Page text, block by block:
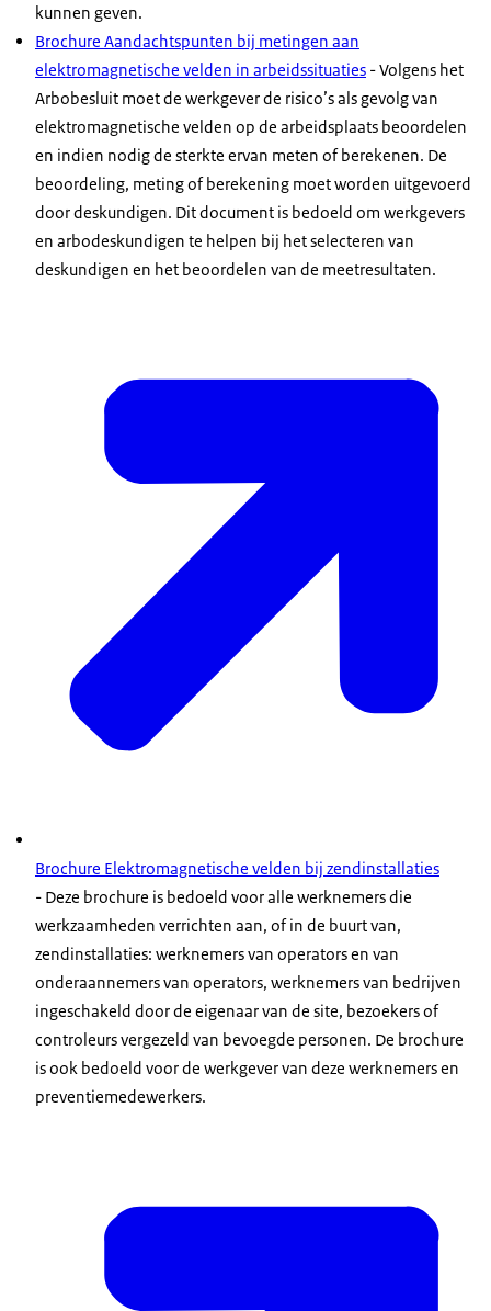
kunnen geven.
Brochure Aandachtspunten bij metingen aan
elektromagnetische velden in arbeidssituaties - Volgens het
Arbobesluit moet de werkgever de risico’s als gevolg van
elektromagnetische velden op de arbeidsplaats beoordelen
en indien nodig de sterkte ervan meten of berekenen. De
beoordeling, meting of berekening moet worden uitgevoerd
door deskundigen. Dit document is bedoeld om werkgevers
en arbodeskundigen te helpen bij het selecteren van
deskundigen en het beoordelen van de meetresultaten.
Brochure Elektromagnetische velden bij zendinstallaties
- Deze brochure is bedoeld voor alle werknemers die
werkzaamheden verrichten aan, of in de buurt van,
zendinstallaties: werknemers van operators en van
onderaannemers van operators, werknemers van bedrijven
ingeschakeld door de eigenaar van de site, bezoekers of
controleurs vergezeld van bevoegde personen. De brochure
is ook bedoeld voor de werkgever van deze werknemers en
preventiemedewerkers.